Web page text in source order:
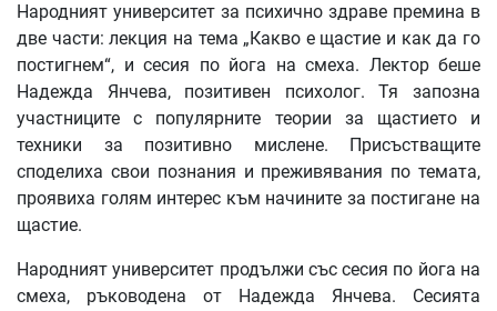
Народният университет за психично здраве премина в
две части: лекция на тема „Какво е щастие и как да го
постигнем“, и сесия по йога на смеха. Лектор беше
Надежда Янчева, позитивен психолог. Тя запозна
участниците с популярните теории за щастието и
техники за позитивно мислене. Присъстващите
споделиха свои познания и преживявания по темата,
проявиха голям интерес към начините за постигане на
щастие.
Народният университет продължи със сесия по йога на
смеха, ръководена от Надежда Янчева. Сесията